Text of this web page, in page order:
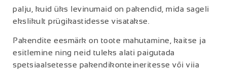
palju, kuid üks levinumaid on pakendid, mida sageli
ekslikult prügikastidesse visatakse.
Pakendite eesmärk on toote mahutamine, kaitse ja
esitlemine ning neid tuleks alati paigutada
spetsiaalsetesse pakendikonteineritesse või viia